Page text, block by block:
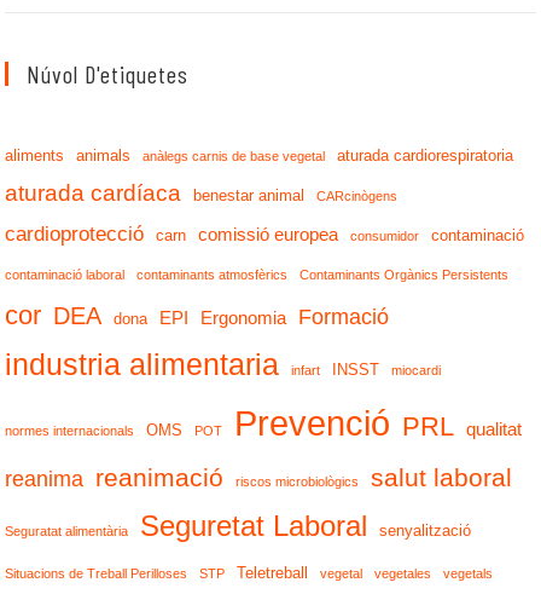
Núvol D'etiquetes
aliments animals anàlegs carnis de base vegetal aturada cardiorespiratoria
aturada cardíaca benestar animal CARcinògens
cardioprotecció carn comissió europea consumidor contaminació
contaminació laboral contaminants atmosfèrics Contaminants Orgànics Persistents
cor DEA dona EPI Ergonomia Formació
industria alimentaria infart INSST miocardi
normes internacionals OMS POT Prevenció PRL qualitat
reanima reanimació riscos microbiològics salut laboral
Seguratat alimentària Seguretat Laboral senyalització
Situacions de Treball Perilloses STP Teletreball vegetal vegetales vegetals